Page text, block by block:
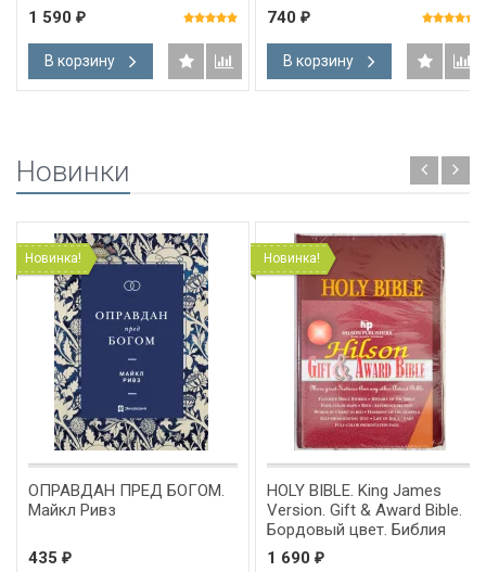
1 590 ₽
В корзину
740 ₽
В корзину
Новинки
БОГОМ.
Новинка!
HOLY BIBLE. King James
Version. Gift & Award Bible.
Бордовый цвет. Библия
Короля Иакова на
HOLY BIBLE.
Version. Gift &
Черный цвет.